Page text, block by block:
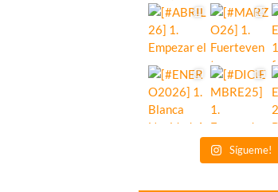
Sígueme!